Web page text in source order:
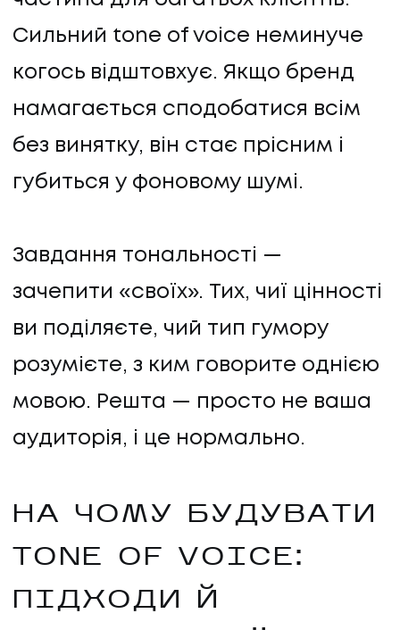
Сильний tone of voice неминуче
когось відштовхує. Якщо бренд
намагається сподобатися всім
без винятку, він стає прісним і
губиться у фоновому шумі.
Завдання тональності —
зачепити «своїх». Тих, чиї цінності
ви поділяєте, чий тип гумору
розумієте, з ким говорите однією
мовою. Решта — просто не ваша
аудиторія, і це нормально.
НА ЧОМУ БУДУВАТИ
TONE OF VOICE:
ПІДХОДИ Й